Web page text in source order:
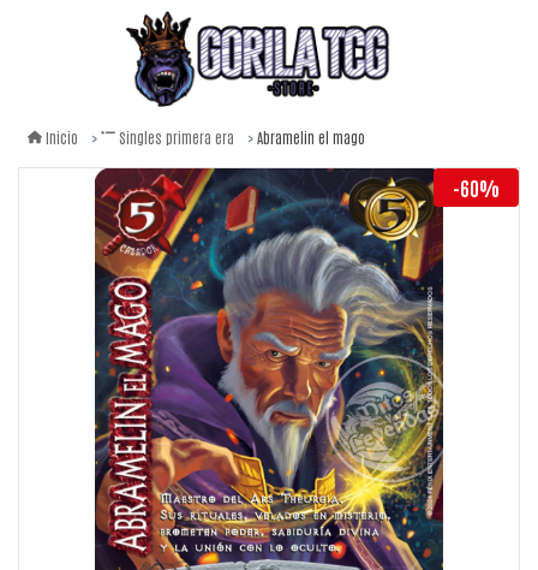
Inicio Singles primera era Abramelin el mago
-60%